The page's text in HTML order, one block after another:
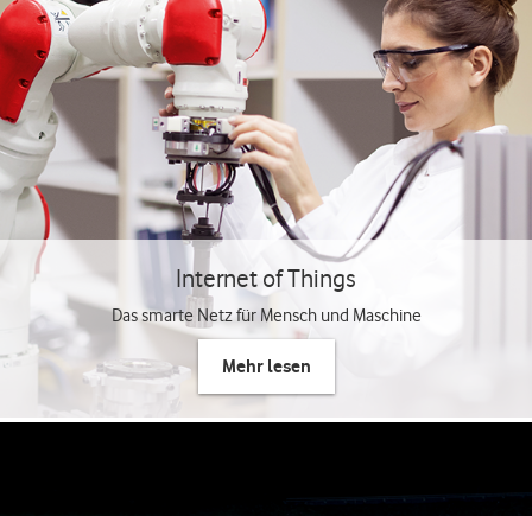
Internet of Things
Das smarte Netz für Mensch und Maschine
Mehr lesen